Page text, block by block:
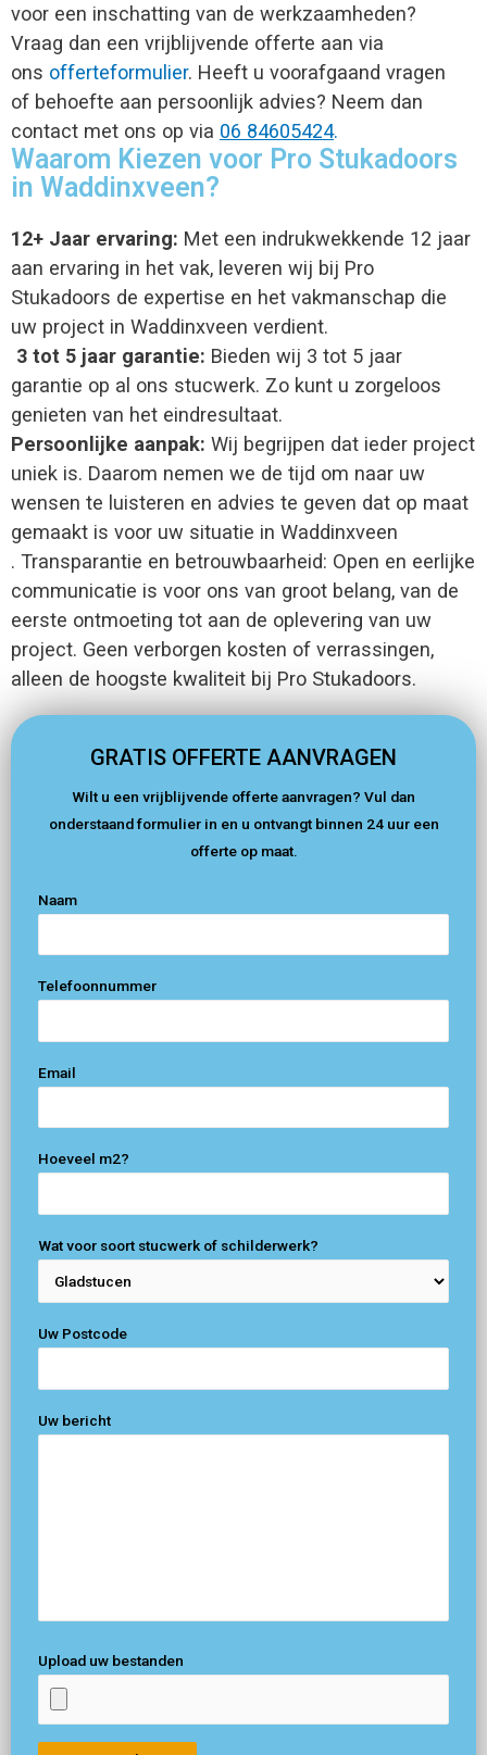
voor een inschatting van de werkzaamheden?
Vraag dan een vrijblijvende offerte aan via
ons offerteformulier. Heeft u voorafgaand vragen
of behoefte aan persoonlijk advies? Neem dan
contact met ons op via 06 84605424.
Waarom Kiezen voor Pro Stukadoors
in Waddinxveen?
12+ Jaar ervaring: Met een indrukwekkende 12 jaar
aan ervaring in het vak, leveren wij bij Pro
Stukadoors de expertise en het vakmanschap die
uw project in Waddinxveen verdient.
3 tot 5 jaar garantie: Bieden wij 3 tot 5 jaar
garantie op al ons stucwerk. Zo kunt u zorgeloos
genieten van het eindresultaat.
Persoonlijke aanpak: Wij begrijpen dat ieder project
uniek is. Daarom nemen we de tijd om naar uw
wensen te luisteren en advies te geven dat op maat
gemaakt is voor uw situatie in Waddinxveen
. Transparantie en betrouwbaarheid: Open en eerlijke
communicatie is voor ons van groot belang, van de
eerste ontmoeting tot aan de oplevering van uw
project. Geen verborgen kosten of verrassingen,
alleen de hoogste kwaliteit bij Pro Stukadoors.
GRATIS OFFERTE AANVRAGEN
Wilt u een vrijblijvende offerte aanvragen? Vul dan
onderstaand formulier in en u ontvangt binnen 24 uur een
offerte op maat.
Naam
Telefoonnummer
Email
Hoeveel m2?
Wat voor soort stucwerk of schilderwerk?
Uw Postcode
Uw bericht
Upload uw bestanden